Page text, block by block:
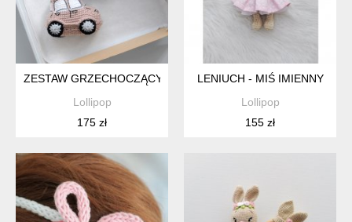
ZESTAW GRZECHOCZĄCYCH SAMOCHODZIKÓW
Lollipop
175 zł
LENIUCH - MIŚ IMIENNY
Lollipop
155 zł